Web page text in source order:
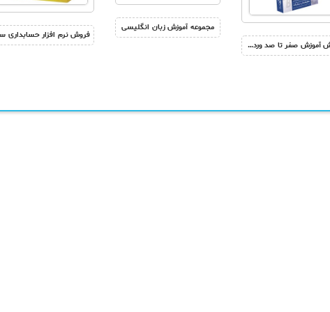
مجموعه آموزش زبان انگلیسی
فروش آموزش صفر تا صد ورد 2016 – آموزش تصویری word